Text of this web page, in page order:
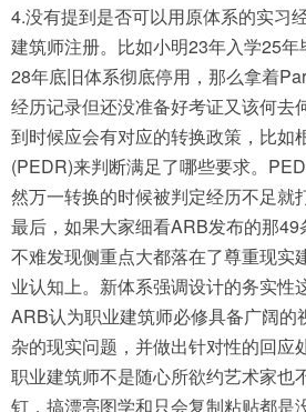
4.没有提到是否可以用原体系的实习
建筑师注册。比如小明23年入学25
28年底旧体系彻底停用，那么拿着
经历记录但还没准备好考证又该何去
到时候应会有对应的转换政策，比如
(PEDR)来判断满足了哪些要求。
然万一转换的时候被判定经历不足就
最后，如果大家细看ARB发布的那49
不难发现侧重点大都落在了尊重现实
业认知上。新体系强调设计的务实性
ARB认为职业建筑师必修具备广阔的
杂的现实问题，并做出针对性的回应
职业建筑师不是随心所欲约艺术家也
钉，搞漂亮图学和只会复制粘贴都是